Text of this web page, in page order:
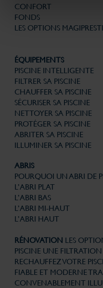
CONFORT
FONDS
LES OPTIONS
ÉQUIPEMENTS
PISCINE INTELLIGENTE
FILTRER SA PISCINE
CHAUFFER SA PISCINE
SÉCURISER SA PISCINE
NETTOYER SA PISCINE
PROTÉGER SA PISCINE
ABRITER SA PISCINE
ILLUMINER SA PISCINE
ABRIS
POURQUOI UN ABRI DE
L’ABRI PLAT
L’ABRI BAS
L’ABRI MI-HAUT
L’ABRI HAUT
RÉNOVATION LES
PISCINE UNE
RECHAUFFEZ VOTRE
FIABLE ET MODERNE
CONVENABLEMENT